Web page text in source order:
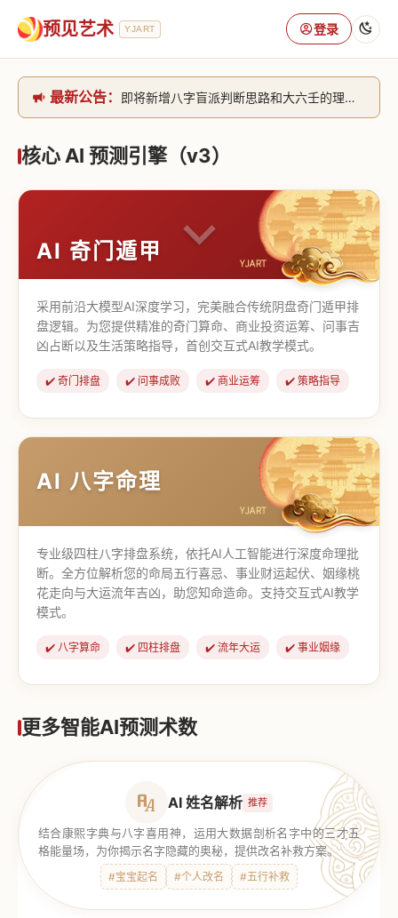
预见艺术 YJART 登录
最新公告：
即将新增八字盲派判断思路和大六壬的理气+取像判断思路。[内侧中，捐赠会员可用]2026/6/30
网站升级完成，升级全模块的算法，限时开放用户注册。2026/6/27
核心 AI 预测引擎（v3）
AI 奇门遁甲
采用前沿大模型AI深度学习，完美融合传统阴盘奇门遁甲排
盘逻辑。为您提供精准的奇门算命、商业投资运筹、问事吉
凶占断以及生活策略指导，首创交互式AI教学模式。
✔️ 奇门排盘 ✔️ 问事成败 ✔️ 商业运筹 ✔️ 策略指导
【道家奇门】 【传统奇门】
AI 八字命理
专业级四柱八字排盘系统，依托AI人工智能进行深度命理批
断。全方位解析您的命局五行喜忌、事业财运起伏、姻缘桃
花走向与大运流年吉凶，助您知命造命。支持交互式AI教学
模式。
✔️ 八字算命 ✔️ 四柱排盘 ✔️ 流年大运 ✔️ 事业姻缘
更多智能AI预测术数
AI 姓名解析 推荐
结合康熙字典与八字喜用神，运用大数据剖析名字中的三才五
格能量场，为你揭示名字隐藏的奥秘，提供改名补救方案。
#宝宝起名 #个人改名 #五行补救